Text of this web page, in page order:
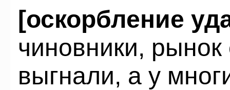
[оскорбление
чиновники,
выгнали, а у